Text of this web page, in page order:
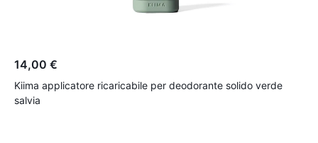
14,00 €
Kiima applicatore ricaricabile per deodorante solido verde
salvia